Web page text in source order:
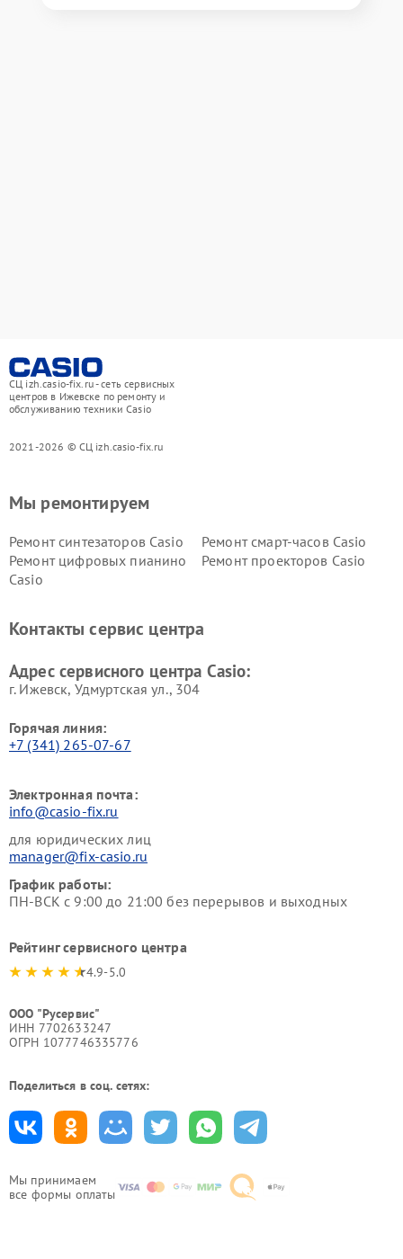
СЦ izh.casio-fix.ru - сеть сервисных
центров в Ижевске по ремонту и
обслуживанию техники Casio
2021-2026 © СЦ izh.casio-fix.ru
Мы принимаем
все формы оплаты
Мы ремонтируем
Ремонт синтезаторов Casio
Ремонт смарт-часов Casio
Ремонт цифровых пианино
Casio
Ремонт проекторов Casio
Контакты сервис центра
Адрес сервисного центра Casio:
г. Ижевск, Удмуртская ул., 304
Горячая линия:
+7 (341) 265-07-67
Электронная почта:
info@casio-fix.ru
для юридических лиц
manager@fix-casio.ru
График работы:
ПН-ВСК с 9:00 до 21:00 без перерывов и выходных
Рейтинг сервисного центра
4.9-5.0
ООО "Русервис"
ИНН 7702633247
ОГРН 1077746335776
Поделиться в соц. сетях: